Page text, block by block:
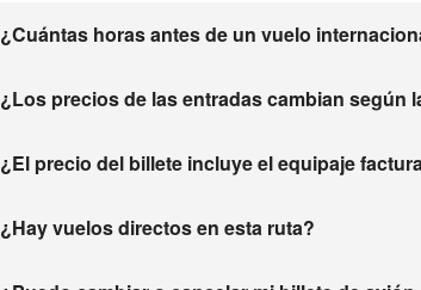
¿Cuántas horas antes de un vuelo
¿Los precios de las entradas cambian según
¿El precio del billete incluye el equipaje
¿Hay vuelos directos en esta ruta?